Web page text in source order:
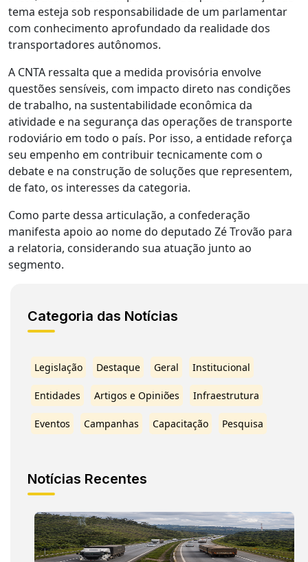
tema esteja sob responsabilidade de um parlamentar
com conhecimento aprofundado da realidade dos
transportadores autônomos.
A CNTA ressalta que a medida provisória envolve
questões sensíveis, com impacto direto nas condições
de trabalho, na sustentabilidade econômica da
atividade e na segurança das operações de transporte
rodoviário em todo o país. Por isso, a entidade reforça
seu empenho em contribuir tecnicamente com o
debate e na construção de soluções que representem,
de fato, os interesses da categoria.
Como parte dessa articulação, a confederação
manifesta apoio ao nome do deputado Zé Trovão para
a relatoria, considerando sua atuação junto ao
segmento.
Categoria das Notícias
Legislação Destaque Geral Institucional
Entidades Artigos e Opiniões Infraestrutura
Eventos Campanhas Capacitação Pesquisa
Notícias Recentes